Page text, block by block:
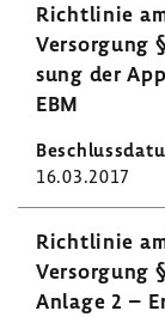
Richt­linie
Versor­gung
sung der
EBM
16.03.2017
Richt­linie
Versor­gung
Anlage 2 –